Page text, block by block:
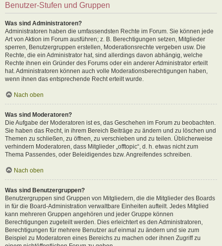
Benutzer-Stufen und Gruppen
Was sind Administratoren?
Administratoren haben die umfassendsten Rechte im Forum. Sie können jede
Art von Aktion im Forum ausführen; z. B. Berechtigungen setzen, Mitglieder
sperren, Benutzergruppen erstellen, Moderationsrechte vergeben usw. Die
Rechte, die ein Administrator hat, sind allerdings davon abhängig, welche
Rechte ihnen ein Gründer des Forums oder ein anderer Administrator erteilt
hat. Administratoren können auch volle Moderationsberechtigungen haben,
wenn ihnen das entsprechende Recht erteilt wurde.
Nach oben
Was sind Moderatoren?
Die Aufgabe der Moderatoren ist es, das Geschehen im Forum zu beobachten.
Sie haben das Recht, in ihrem Bereich Beiträge zu ändern und zu löschen und
Themen zu schließen, zu öffnen, zu verschieben und zu teilen. Üblicherweise
verhindern Moderatoren, dass Mitglieder „offtopic“, d. h. etwas nicht zum
Thema Passendes, oder Beleidigendes bzw. Angreifendes schreiben.
Nach oben
Was sind Benutzergruppen?
Benutzergruppen sind Gruppen von Mitgliedern, die die Mitglieder des Boards
in für die Board-Administration verwaltbare Einheiten aufteilt. Jedes Mitglied
kann mehreren Gruppen angehören und jeder Gruppe können
Berechtigungen zugeteilt werden. Dies erleichtert es den Administratoren,
Berechtigungen für mehrere Benutzer auf einmal zu ändern und sie zum
Beispiel zu Moderatoren eines Bereichs zu machen oder ihnen Zugriff zu